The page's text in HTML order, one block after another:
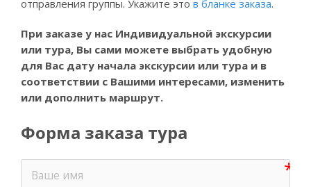
отправления группы. Укажите это в бланке заказа.
При заказе у нас Индивидуальной экскурсии
или тура, Вы сами можете выбрать удобную
для Вас дату начала экскурсии или тура и в
соответствии с Вашими интересами, изменить
или дополнить маршрут.
Форма заказа тура